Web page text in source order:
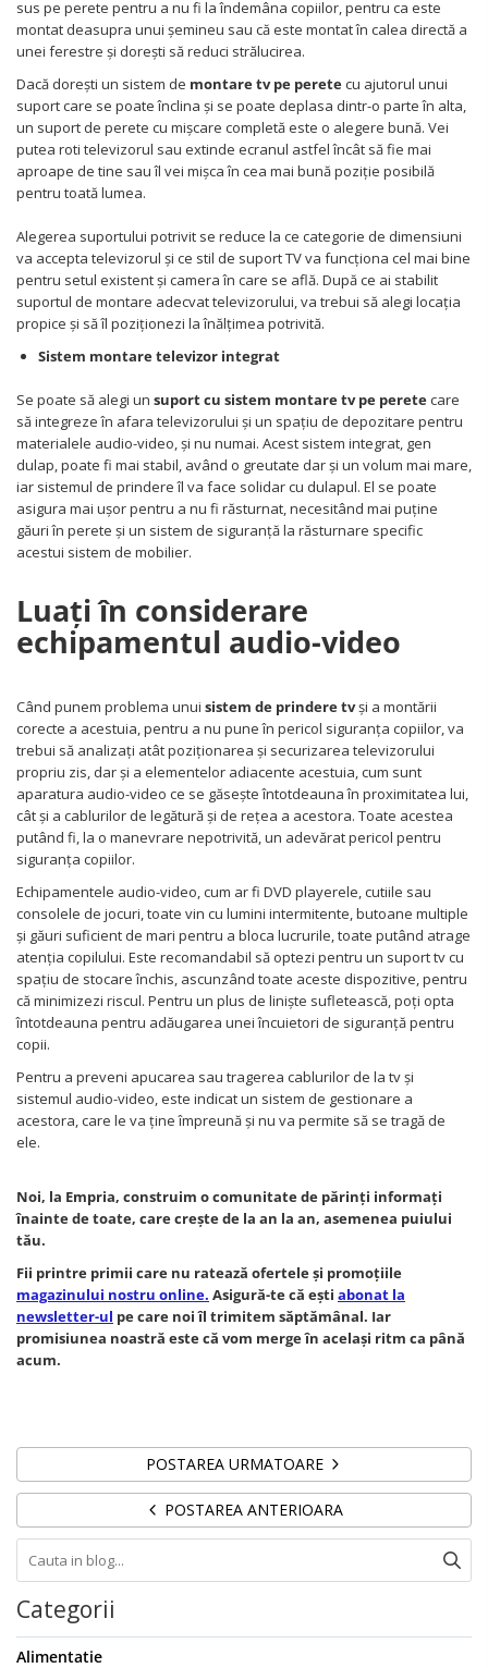
sus pe perete pentru a nu fi la îndemâna copiilor, pentru ca este
montat deasupra unui șemineu sau că este montat în calea directă a
unei ferestre și dorești să reduci strălucirea.
Dacă dorești un sistem de montare tv pe peretecu ajutorul unui
suport care se poate înclina și se poate deplasa dintr-o parte în alta,
un suport de perete cu mișcare completă este o alegere bună. Vei
putea roti televizorul sau extinde ecranul astfel încât să fie mai
aproape de tine sau îl vei mișca în cea mai bună poziție posibilă
pentru toată lumea.
Alegerea suportului potrivit se reduce la ce categorie de dimensiuni
va accepta televizorul și ce stil de suport TV va funcționa cel mai bine
pentru setul existent și camera în care se află. După ce ai stabilit
suportul de montare adecvat televizorului, va trebui să alegi locația
propice și să îl poziționezi la înălțimea potrivită.
Sistem montare televizor integrat
Se poate să alegi un suport cu sistem montare tv pe peretecare
să integreze în afara televizorului și un spațiu de depozitare pentru
materialele audio-video, și nu numai. Acest sistem integrat, gen
dulap, poate fi mai stabil, având o greutate dar și un volum mai mare,
iar sistemul de prindere îl va face solidar cu dulapul. El se poate
asigura mai ușor pentru a nu fi răsturnat, necesitând mai puține
găuri în perete și un sistem de siguranță la răsturnare specific
acestui sistem de mobilier.
Luați în considerare
echipamentul audio-video
Când punem problema unui sistem de prindere tvși a montării
corecte a acestuia, pentru a nu pune în pericol siguranța copiilor, va
trebui să analizați atât poziționarea și securizarea televizorului
propriu zis, dar și a elementelor adiacente acestuia, cum sunt
aparatura audio-video ce se găsește întotdeauna în proximitatea lui,
cât și a cablurilor de legătură și de rețea a acestora. Toate acestea
putând fi, la o manevrare nepotrivită, un adevărat pericol pentru
siguranța copiilor.
Echipamentele audio-video, cum ar fi DVD playerele, cutiile sau
consolele de jocuri, toate vin cu lumini intermitente, butoane multiple
și găuri suficient de mari pentru a bloca lucrurile, toate putând atrage
atenția copilului. Este recomandabil să optezi pentru un suport tv cu
spațiu de stocare închis, ascunzând toate aceste dispozitive, pentru
că minimizezi riscul. Pentru un plus de liniște sufletească, poți opta
întotdeauna pentru adăugarea unei încuietori de siguranță pentru
copii.
Pentru a preveni apucarea sau tragerea cablurilor de la tv și
sistemul audio-video, este indicat un sistem de gestionare a
acestora, care le va ține împreună și nu va permite să se tragă de
ele.
Noi, la Empria, construim o comunitate de părinți informați
înainte de toate, care crește de la an la an, asemenea puiului
tău.
Fii printre primii care nu ratează ofertele și promoțiile
magazinului nostru online. Asigură-te că ești abonat la
newsletter-ul pe care noi îl trimitem săptămânal. Iar
promisiunea noastră este că vom merge în același ritm ca până
acum.
POSTAREA URMATOARE
POSTAREA ANTERIOARA
Categorii
Alimentatie